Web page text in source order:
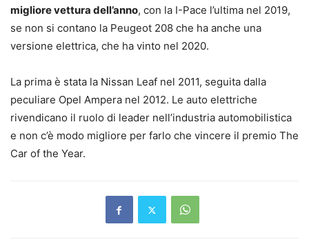
migliore vettura dell’anno, con la I-Pace l’ultima nel 2019,
se non si contano la Peugeot 208 che ha anche una
versione elettrica, che ha vinto nel 2020.
La prima è stata la Nissan Leaf nel 2011, seguita dalla
peculiare Opel Ampera nel 2012. Le auto elettriche
rivendicano il ruolo di leader nell’industria automobilistica
e non c’è modo migliore per farlo che vincere il premio The
Car of the Year.